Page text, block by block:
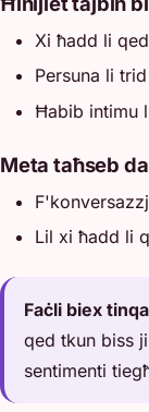
Xi ħadd li
Persuna li
Ħabib intimu
Meta taħseb
Lil xi ħadd li
Faċli biex
qed tkun biss
sentimenti